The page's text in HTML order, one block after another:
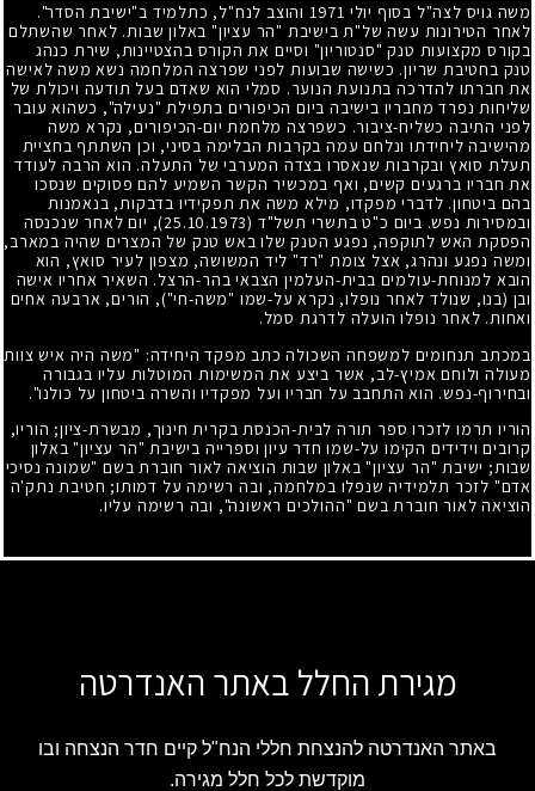
משה גויס לצה"ל בסוף יולי 1971 והוצב לנח"ל, כתלמיד ב"ישיבת הסדר".
לאחר הטירונות עשה של"ת בישיבת "הר עציון" באלון שבות. לאחר שהשתלם
בקורס מקצועות טנק "סנטוריון" וסיים את הקורס בהצטיינות, שירת כנהג
טנק בחטיבת שריון. כשישה שבועות לפני שפרצה המלחמה נשא משה לאישה
את חברתו להדרכה בתנועת הנוער. סמלי הוא שאדם בעל תודעה ויכולת של
שליחות נפרד מחבריו בישיבה ביום הכיפורים בתפילת "נעילה", כשהוא עובר
לפני התיבה כשליח-ציבור. כשפרצה מלחמת יום-הכיפורים, נקרא משה
מהישיבה ליחידתו ונלחם עמה בקרבות הבלימה בסיני, וכן השתתף בחציית
תעלת סואץ ובקרבות שנאסרו בצדה המערבי של התעלה. הוא הרבה לעודד
את חבריו ברגעים קשים, ואף במכשיר הקשר השמיע להם פסוקים שנסכו
בהם ביטחון. לדברי מפקדו, מילא משה את תפקידיו בדבקות, בנאמנות
ובמסירות נפש. ביום כ"ט בתשרי תשל"ד (25.10.1973)
, יום לאחר שנכנסה
הפסקת האש לתוקפה, נפגע הטנק שלו באש טנק של המצרים שהיה במארב,
ומשה נפגע ונהרג, אצל צומת "רד" ליד המשושה, מצפון לעיר סואץ, הוא
הובא למנוחת-עולמים בבית-העלמין הצבאי בהר-הרצל. השאיר אחריו אישה
ובן (בנו, שנולד לאחר נופלו, נקרא על-שמו "משה-חי"), הורים, ארבעה אחים
ואחות. לאחר נופלו הועלה לדרגת סמל.
במכתב תנחומים למשפחה השכולה כתב מפקד היחידה: "משה היה איש צוות
מעולה ולוחם אמיץ-לב, אשר ביצע את המשימות המוטלות עליו בגבורה
ובחירוף-נפש. הוא התחבב על חבריו ועל מפקדיו והשרה ביטחון על כולנו".
הוריו תרמו לזכרו ספר תורה לבית-הכנסת בקרית חינוך, מבשרת-ציון; הוריו,
קרובים וידידים הקימו על-שמו חדר עיון וספרייה בישיבת "הר עציון" באלון
שבות; ישיבת "הר עציון" באלון שבות הוציאה לאור חוברת בשם "שמונה נסיכי
אדם" לזכר תלמידיה שנפלו במלחמה, ובה רשימה על דמותו; חטיבת נתק'ה
הוציאה לאור חוברת בשם "ההולכים ראשונה", ובה רשימה עליו.
מגירת החלל באתר האנדרטה
באתר האנדרטה להנצחת חללי הנח"ל קיים חדר הנצחה ובו
מוקדשת לכל חלל מגירה.